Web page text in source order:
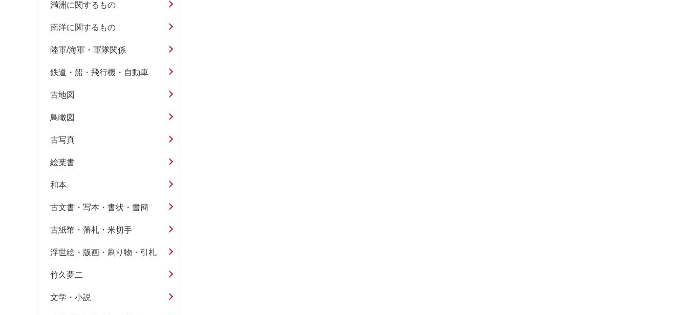
満洲に関するもの
南洋に関するもの
陸軍/海軍・軍隊関係
鉄道・船・飛行機・自動車
古地図
鳥瞰図
古写真
絵葉書
和本
古文書・写本・書状・書簡
古紙幣・藩札・米切手
浮世絵・版画・刷り物・引札
竹久夢二
文学・小説